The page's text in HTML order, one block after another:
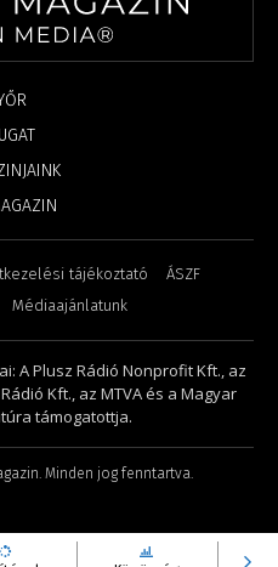
tájékoztató
ÁSZF
Médiaajánlatunk
A Plusz Rádió Nonprofit Kft., az
Kft., az MTVA és a Magyar
támogatottja.
Minden jog fenntartva.